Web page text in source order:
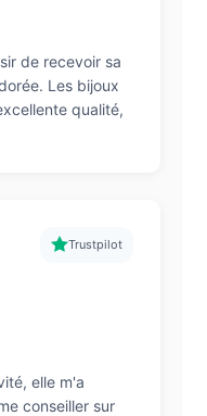
de recevoir sa
Les bijoux
qualité,
Trustpilot
elle m'a
conseiller sur